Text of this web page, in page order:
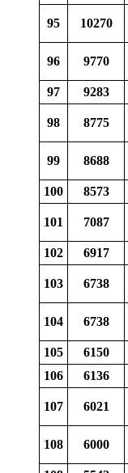
95 10270
96 9770
97
9283
98 8775
99 8688
100
8573
101 7087
102
6917
103 6738
104 6738
105
6150
106
6136
107 6021
108 6000